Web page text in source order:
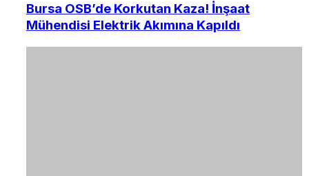
Bursa OSB’de Korkutan Kaza! İnşaat
Mühendisi Elektrik Akımına Kapıldı